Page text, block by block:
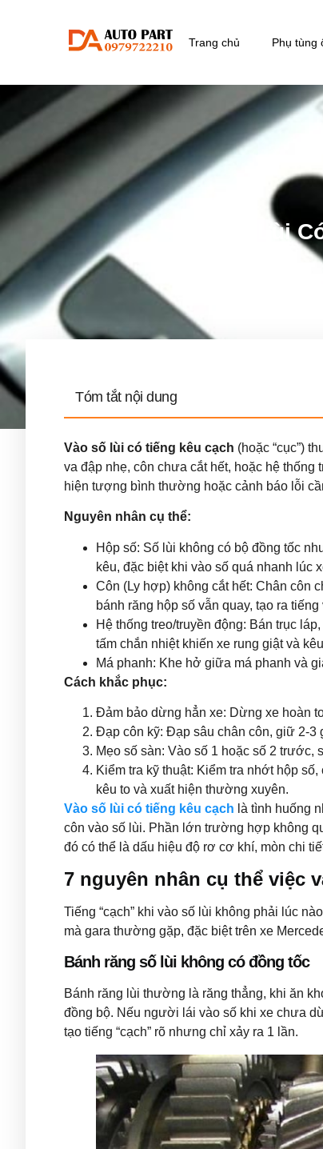
Trang chủ Phụ tùng
Vào Số Lùi
Tóm tắt nội dung
Vào số lùi có tiếng kêu cạch (hoặc “cục”)
va đập nhẹ, côn chưa cắt hết, hoặc hệ thống
hiện tượng bình thường hoặc cảnh báo lỗi
Nguyên nhân cụ thể:
Hộp số: Số lùi không có bộ đồng tốc
kêu, đặc biệt khi vào số quá nhanh lúc
Côn (Ly hợp) không cắt hết: Chân côn
bánh răng hộp số vẫn quay, tạo ra
Hệ thống treo/truyền động: Bán trục
tấm chắn nhiệt khiến xe rung giật và
Má phanh: Khe hở giữa má phanh và
Cách khắc phục:
Đảm bảo dừng hẳn xe: Dừng xe hoàn
Đạp côn kỹ: Đạp sâu chân côn, giữ 2-3
Mẹo số sàn: Vào số 1 hoặc số 2 trước,
Kiểm tra kỹ thuật: Kiểm tra nhớt hộp
kêu to và xuất hiện thường xuyên.
Vào số lùi có tiếng kêu cạch là tình huống
côn vào số lùi. Phần lớn trường hợp không
đó có thể là dấu hiệu độ rơ cơ khí, mòn chi
7 nguyên nhân cụ thể việc
Tiếng “cạch” khi vào số lùi không phải lúc
mà gara thường gặp, đặc biệt trên xe
Bánh răng số lùi không có đồng tốc
Bánh răng lùi thường là răng thẳng, khi ăn
đồng bộ. Nếu người lái vào số khi xe chưa
tạo tiếng “cạch” rõ nhưng chỉ xảy ra 1 lần.